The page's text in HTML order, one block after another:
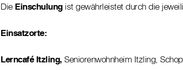
Die Einschulung ist gewährleistet durch die
Einsatzorte:
Lerncafé Itzling, Seniorenwohnheim Itzling,